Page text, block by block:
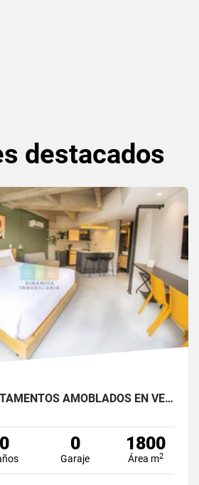
destacados
EDIFICIO DE APARTAMENTOS AMOBLADOS EN VENTA
0 0
Garaje
1800
Área m2